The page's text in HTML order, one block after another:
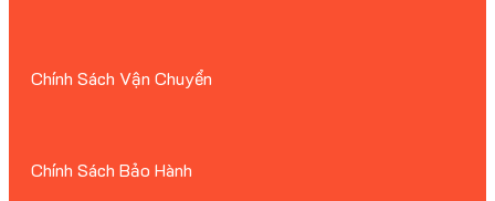
Chính Sách Vận Chuyển
Chính Sách Bảo Hành